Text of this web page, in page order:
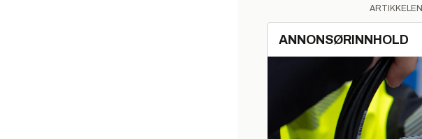
ANNONSØRINNHOLD